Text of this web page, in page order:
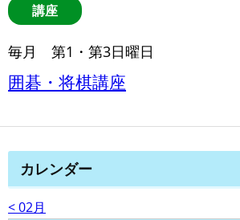
講座
毎月 第1・第3日曜日
囲碁・将棋講座
カレンダー
< 02月